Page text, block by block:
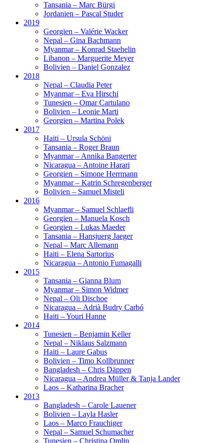
Tansania – Marc Bürgi
Jordanien – Pascal Studer
2019
Georgien – Valérie Wacker
Nepal – Gina Bachmann
Myanmar – Konrad Staehelin
Libanon – Marguerite Meyer
Bolivien – Daniel Gonzalez
2018
Nepal – Claudia Peter
Myanmar – Eva Hirschi
Tunesien – Omar Cartulano
Bolivien – Leonie Marti
Georgien – Martina Polek
2017
Haiti – Ursula Schöni
Tansania – Roger Braun
Myanmar – Annika Bangerter
Nicaragua – Antoine Harari
Georgien – Simone Herrmann
Myanmar – Katrin Schregenberger
Bolivien – Samuel Misteli
2016
Myanmar – Samuel Schlaefli
Georgien – Manuela Kosch
Georgien – Lukas Maeder
Tansania – Hansjuerg Jaeger
Nepal – Marc Allemann
Haiti – Elena Sartorius
Nicaragua – Antonio Fumagalli
2015
Tansania – Gianna Blum
Myanmar – Simon Widmer
Nepal – Oli Dischoe
Nicaragua – Adrià Budry Carbó
Haiti – Youri Hanne
2014
Tunesien – Benjamin Keller
Nepal – Niklaus Salzmann
Haiti – Laure Gabus
Bolivien – Timo Kollbrunner
Bangladesh – Chris Däppen
Nicaragua – Andrea Müller & Tanja Lander
Laos – Katharina Bracher
2013
Bangladesh – Carole Lauener
Bolivien – Layla Hasler
Laos – Marco Frauchiger
Nepal – Samuel Schumacher
Tunesien – Christina Omlin